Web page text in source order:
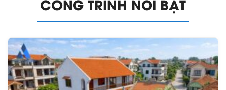
CÔNG TRÌNH NỔI BẬT